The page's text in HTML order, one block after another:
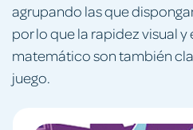
agrupando las que
por lo que la rapidez visual
matemático son también
juego.